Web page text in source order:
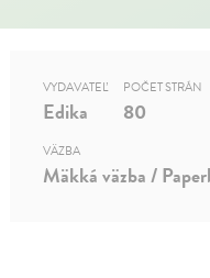
VYDAVATEĽ
Edika
POČET STRÁN
80
VÄZBA
Mäkká väzba /